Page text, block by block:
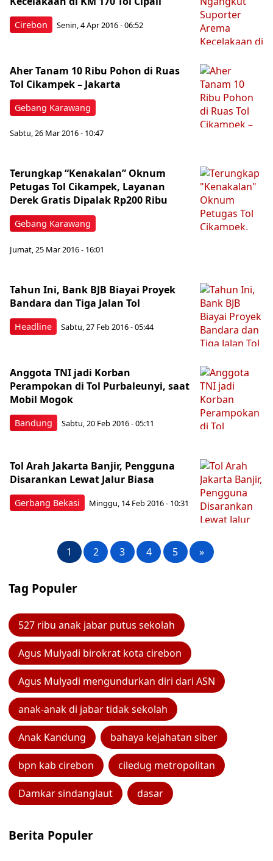
Cirebon Senin, 4 Apr 2016 - 06:52
Gebang Karawang
Aher Tanam 10 Ribu Pohon di Ruas
Tol Cikampek – Jakarta
Sabtu, 26 Mar 2016 - 10:47
Gebang Karawang
Terungkap “Kenakalan” Oknum
Petugas Tol Cikampek, Layanan
Derek Gratis Dipalak Rp200 Ribu
Jumat, 25 Mar 2016 - 16:01
Headline
Tahun Ini, Bank BJB Biayai Proyek
Bandara dan Tiga Jalan Tol
Sabtu, 27 Feb 2016 - 05:44
Bandung
Anggota TNI jadi Korban
Perampokan di Tol Purbaleunyi, saat
Mobil Mogok
Sabtu, 20 Feb 2016 - 05:11
Gerbang Bekasi
Tol Arah Jakarta Banjir, Pengguna
Disarankan Lewat Jalur Biasa
Minggu, 14 Feb 2016 - 10:31
1 2 3 4 5 »
Tag Populer
527 ribu anak jabar putus sekolah
Agus Mulyadi birokrat kota cirebon
Agus Mulyadi mengundurkan diri dari ASN
anak-anak di jabar tidak sekolah
Anak Kandung bahaya kejahatan siber
bpn kab cirebon ciledug metropolitan
Damkar sindanglaut dasar
Berita Populer